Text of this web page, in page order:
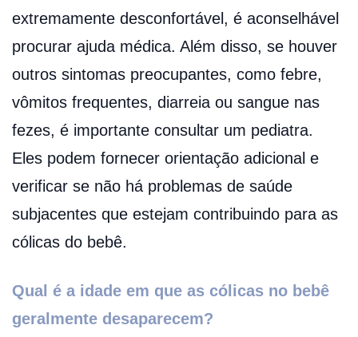
extremamente desconfortável, é aconselhável
procurar ajuda médica. Além disso, se houver
outros sintomas preocupantes, como febre,
vômitos frequentes, diarreia ou sangue nas
fezes, é importante consultar um pediatra.
Eles podem fornecer orientação adicional e
verificar se não há problemas de saúde
subjacentes que estejam contribuindo para as
cólicas do bebê.
Qual é a idade em que as cólicas no bebê
geralmente desaparecem?